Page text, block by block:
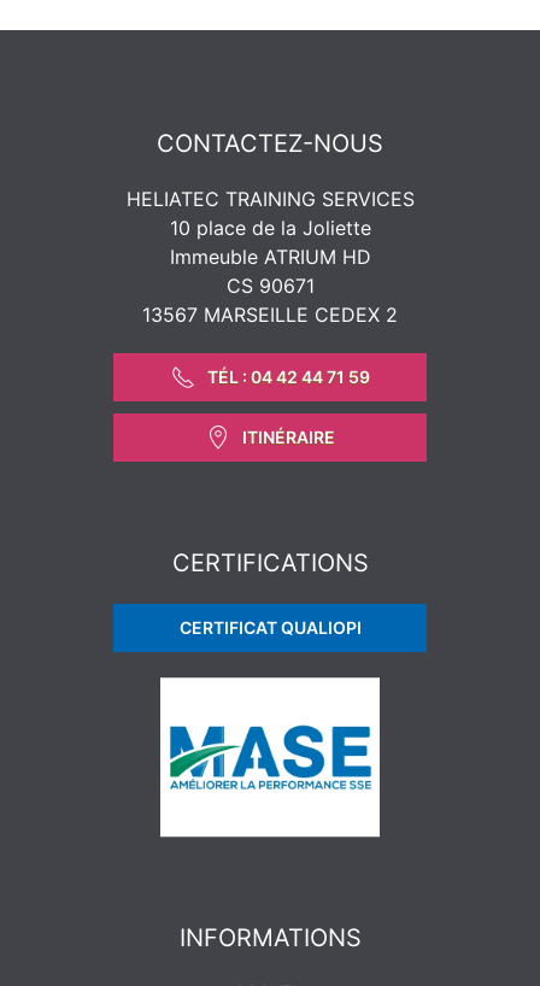
CONTACTEZ-NOUS
HELIATEC TRAINING SERVICES
10 place de la Joliette
Immeuble ATRIUM HD
CS 90671
13567 MARSEILLE CEDEX 2
TÉL : 04 42 44 71 59
ITINÉRAIRE
CERTIFICATIONS
CERTIFICAT QUALIOPI
INFORMATIONS